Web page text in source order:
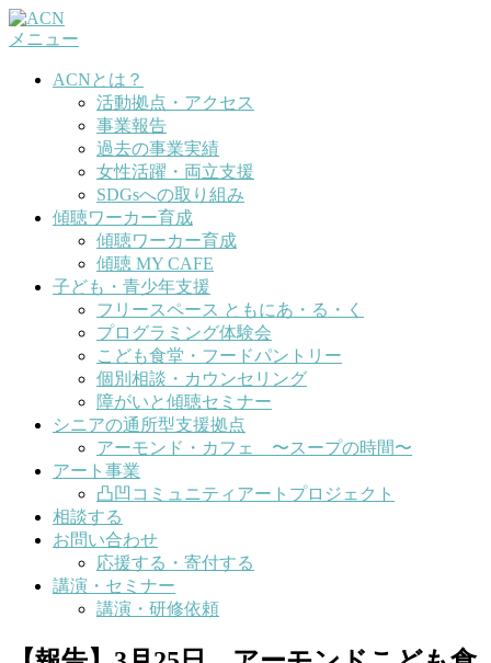
コ
ン
メニュー
ACNとは？
活動拠点・アクセス
事業報告
過去の事業実績
女性活躍・両立支援
SDGsへの取り組み
傾聴ワーカー育成
傾聴ワーカー育成
傾聴 MY CAFE
子ども・青少年支援
フリースペース ともにあ・る・く
プログラミング体験会
こども食堂・フードパントリー
個別相談・カウンセリング
障がいと傾聴セミナー
シニアの通所型支援拠点
アーモンド・カフェ 〜スープの時間〜
アート事業
凸凹コミュニティアートプロジェクト
相談する
お問い合わせ
応援する・寄付する
講演・セミナー
講演・研修依頼